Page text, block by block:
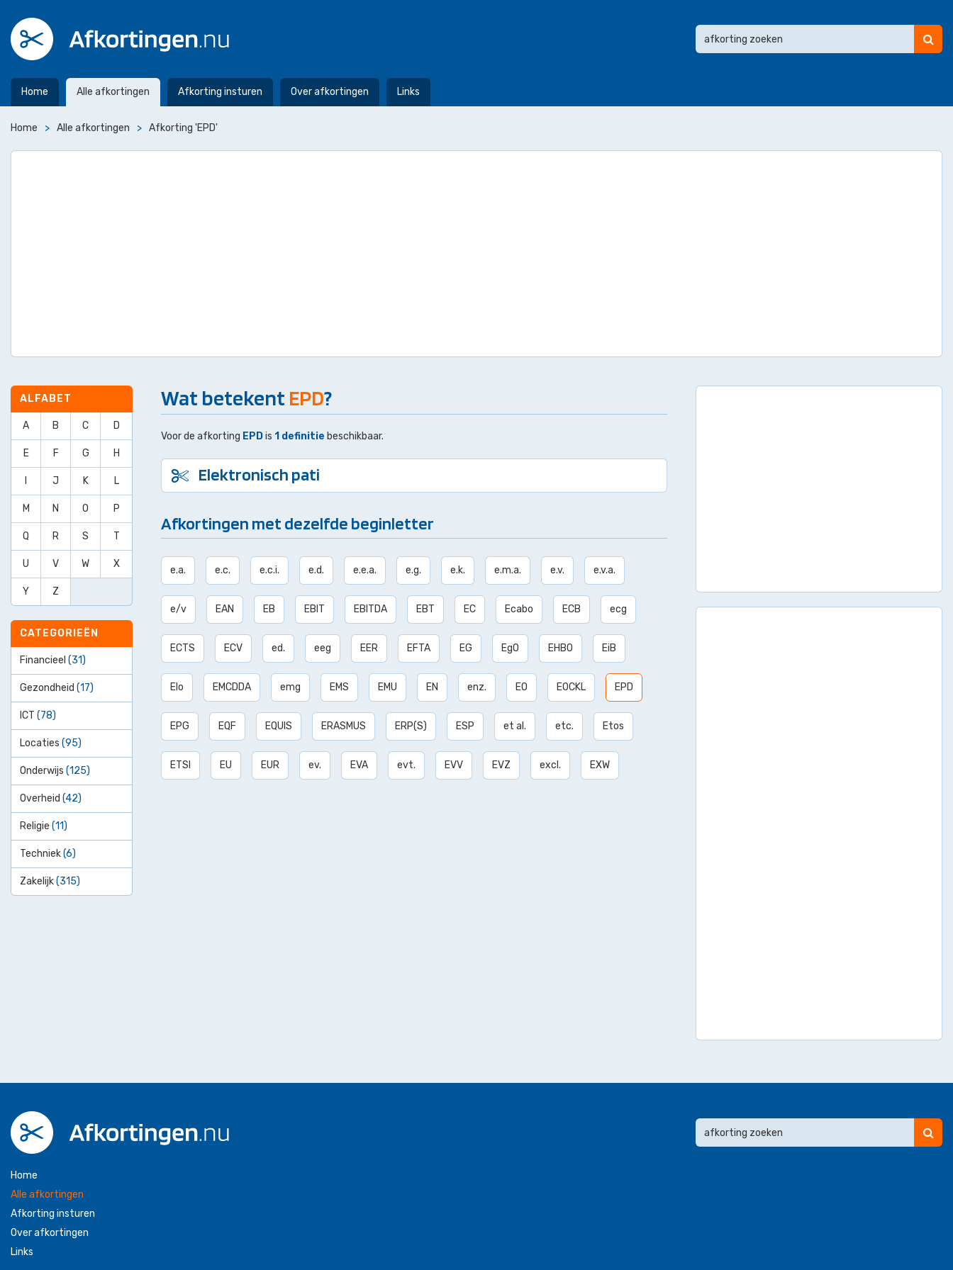
Home Alle afkortingen Afkorting insturen Over afkortingen Links
Home Alle afkortingen Afkorting 'EPD'
Wat betekent EPD?
Voor de afkorting EPDis 1 definitie beschikbaar.
Elektronisch pati
Afkortingen met dezelfde beginletter
e.a. e.c. e.c.i. e.d. e.e.a. e.g. e.k. e.m.a. e.v. e.v.a.
e/v EAN EB EBIT EBITDA EBT EC Ecabo ECB ecg
ECTS ECV ed. eeg EER EFTA EG EgO EHBO EiB
Elo EMCDDA emg EMS EMU EN enz. EO EOCKL EPD
EPG EQF EQUIS ERASMUS ERP(S) ESP et al. etc. Etos
ETSI EU EUR ev. EVA evt. EVV EVZ excl. EXW
ALFABET
A B C D
E F G H
J K L
M N O P
Q R S T
U V W X
Y Z
CATEGORIEËN
Financieel (31)
Gezondheid (17)
ICT (78)
Locaties (95)
Onderwijs (125)
Overheid (42)
Religie (11)
Techniek(6)
Zakelijk(315)
Home
Alle afkortingen
Afkorting insturen
Over afkortingen
Links